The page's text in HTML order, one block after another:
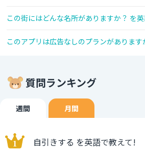
この街にはどんな名所がありますか？ を
このアプリは広告なしのプランがありま
質問ランキング
週間 月間
自引きする を英語で教えて!